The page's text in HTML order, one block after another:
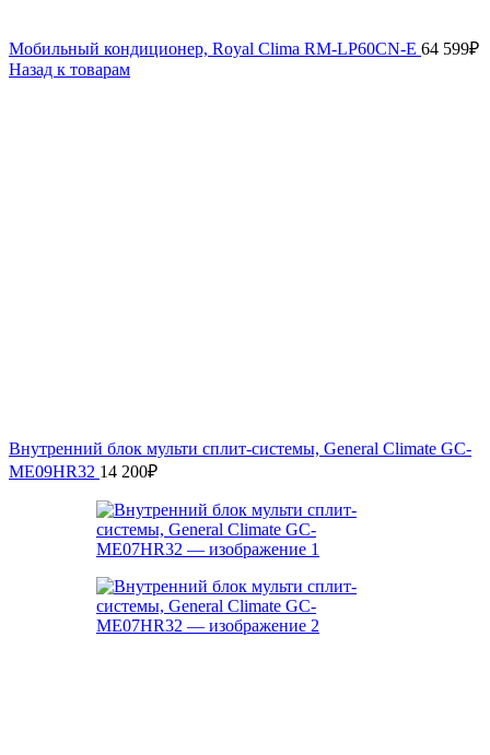
Мобильный кондиционер, Royal Clima RM-LP60CN-E 64 599₽
Назад к товарам
Внутренний блок мульти сплит-системы, General Climate GC-
ME09HR32 14 200₽